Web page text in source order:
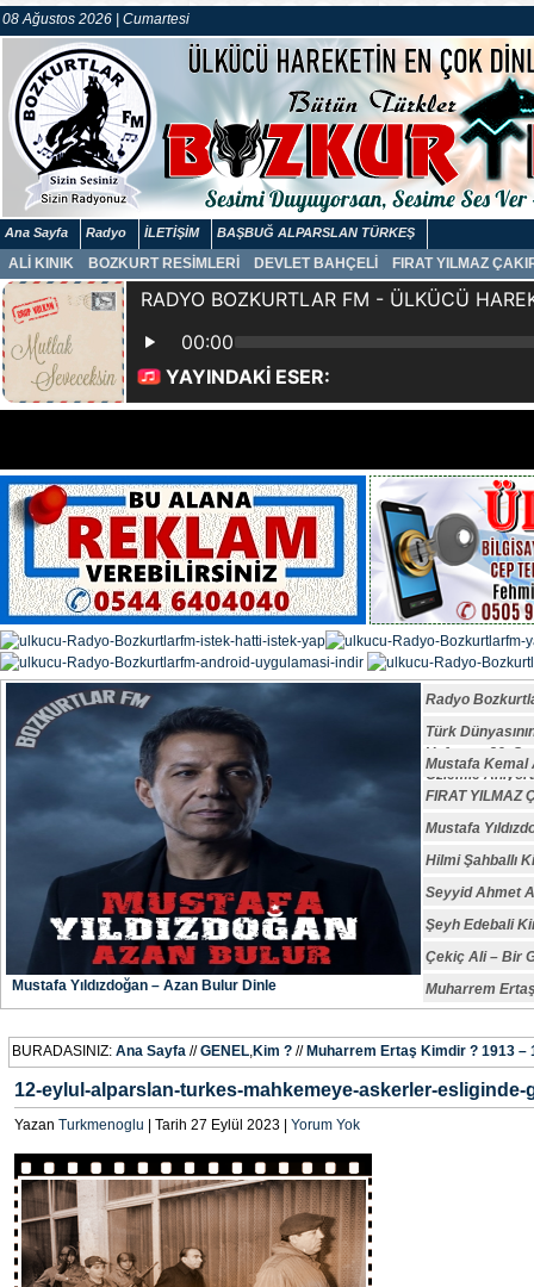
08 Ağustos 2026 | Cumartesi
Ana Sayfa Radyo İLETİŞİM BAŞBUĞ ALPARSLAN TÜRKEŞ
ALİ KINIK BOZKURT RESİMLERİ DEVLET BAHÇELİ FIRAT YILMAZ
Mustafa Yıldızdoğan – Azan Bulur Dinle
Radyo
Türk
Vefatının 29.
Özlemle
Mustafa Kemal
FIRAT YILMAZ
Mustafa
Hilmi Şahballı
Seyyid Ahmet
Şeyh Edebali
Çekiç Ali – Bir
Muharrem
BURADASINIZ: Ana Sayfa //GENEL,Kim ? // Muharrem Ertaş Kimdir ? 1913 –
12-eylul-alparslan-turkes-mahkemeye-askerler-esliginde-
Yazan Turkmenoglu | Tarih 27 Eylül 2023 | Yorum Yok